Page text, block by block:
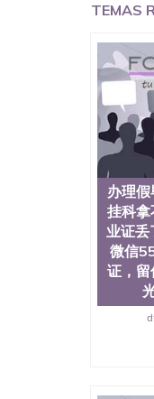
QQ微
国外
可信
何办
地区
合性
质量
往求
国本
多可
相应
加州
美的
来此
及好
流程
好发
给客
TEMAS
办理
挂科
业证丢
微信
证，留